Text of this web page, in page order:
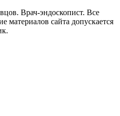
Врач-эндоскопист. Все
сайта допускается